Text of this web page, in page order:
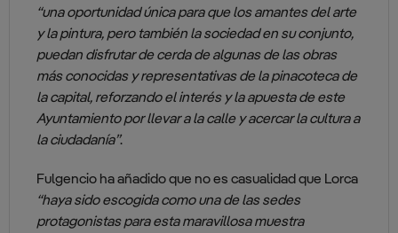
“una oportunidad única para que los amantes del arte
y la pintura, pero también la sociedad en su conjunto,
puedan disfrutar de cerda de algunas de las obras
más conocidas y representativas de la pinacoteca de
la capital, reforzando el interés y la apuesta de este
Ayuntamiento por llevar a la calle y acercar la cultura a
la ciudadanía”.
Fulgencio ha añadido que no es casualidad que Lorca
“haya sido escogida como una de las sedes
protagonistas para esta maravillosa muestra